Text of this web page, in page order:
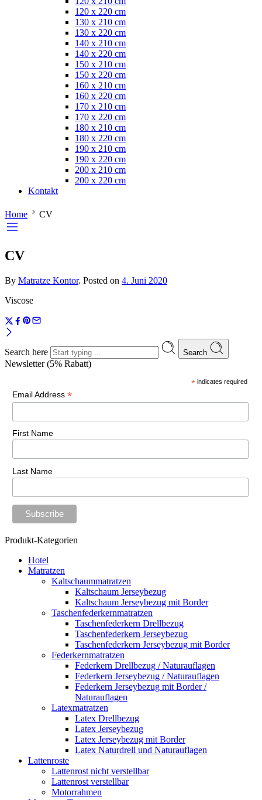
120 x 220 cm
130 x 210 cm
130 x 220 cm
140 x 210 cm
140 x 220 cm
150 x 210 cm
150 x 220 cm
160 x 210 cm
160 x 220 cm
170 x 210 cm
170 x 220 cm
180 x 210 cm
180 x 220 cm
190 x 210 cm
190 x 220 cm
200 x 210 cm
200 x 220 cm
Kontakt
Home CV
CV
By Matratze Kontor. Posted on 4. Juni 2020
Viscose
Search here Search
Newsletter (5% Rabatt)
* indicates required
Email Address *
First Name
Last Name
Produkt-Kategorien
Hotel
Matratzen
Kaltschaummatratzen
Kaltschaum Jerseybezug
Kaltschaum Jerseybezug mit Border
Taschenfederkernmatratzen
Taschenfederkern Drellbezug
Taschenfederkern Jerseybezug
Taschenfederkern Jerseybezug mit Border
Federkernmatratzen
Federkern Drellbezug / Naturauflagen
Federkern Jerseybezug / Naturauflagen
Federkern Jerseybezug mit Border /
Naturauflagen
Latexmatratzen
Latex Drellbezug
Latex Jerseybezug
Latex Jerseybezug mit Border
Latex Naturdrell und Naturauflagen
Lattenroste
Lattenrost nicht verstellbar
Lattenrost verstellbar
Motorrahmen